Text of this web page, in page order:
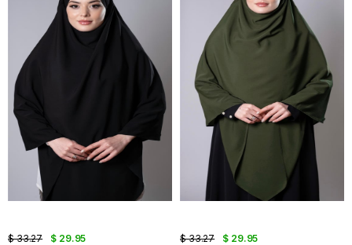
$ 29.95
$ 33.27 $ 29.95
$ 33.27